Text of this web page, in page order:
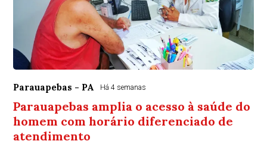
Parauapebas - PA Há 4 semanas
Parauapebas amplia o acesso à saúde do
homem com horário diferenciado de
atendimento